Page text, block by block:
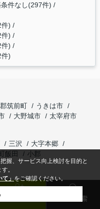
件なし(297件)
)
)
)
)
筑前町
うきは市
大野城市
太宰府市
三沢
大字本郷
飯田
小郡
線
甘木鉄道
物件検索
握、サービス向上検討を目的と
。
て」をご確認ください。